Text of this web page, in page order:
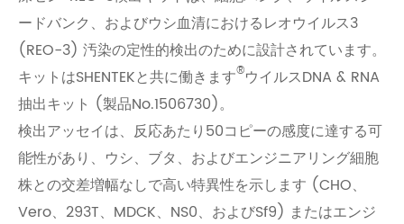
ードバンク、およびウシ血清におけるレオウイルス3
(REO-3) 汚染の定性的検出のために設計されています。
キットはSHENTEKと共に働きます®ウイルスDNA & RNA
抽出キット (製品No.1506730)。
検出アッセイは、反応あたり50コピーの感度に達する可
能性があり、ウシ、ブタ、およびエンジニアリング細胞
株との交差増幅なしで高い特異性を示します (CHO、
Vero、293T、MDCK、NS0、およびSf9) またはエンジ